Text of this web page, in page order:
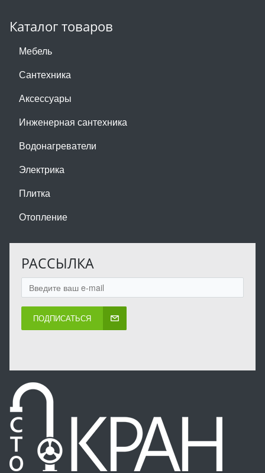
Каталог товаров
Мебель
Сантехника
Аксессуары
Инженерная сантехника
Водонагреватели
Электрика
Плитка
Отопление
РАССЫЛКА
ПОДПИСАТЬСЯ